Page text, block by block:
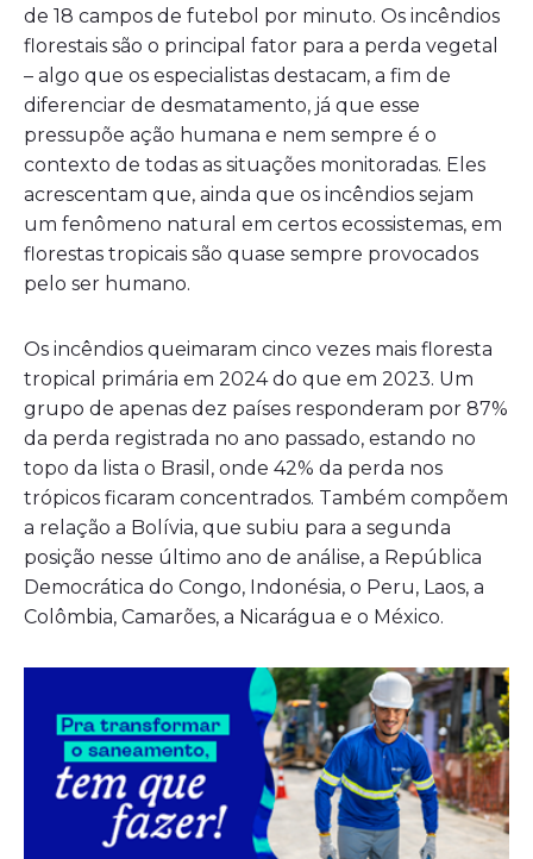
de 18 campos de futebol por minuto. Os incêndios
florestais são o principal fator para a perda vegetal
– algo que os especialistas destacam, a fim de
diferenciar de desmatamento, já que esse
pressupõe ação humana e nem sempre é o
contexto de todas as situações monitoradas. Eles
acrescentam que, ainda que os incêndios sejam
um fenômeno natural em certos ecossistemas, em
florestas tropicais são quase sempre provocados
pelo ser humano.
Os incêndios queimaram cinco vezes mais floresta
tropical primária em 2024 do que em 2023. Um
grupo de apenas dez países responderam por 87%
da perda registrada no ano passado, estando no
topo da lista o Brasil, onde 42% da perda nos
trópicos ficaram concentrados. Também compõem
a relação a Bolívia, que subiu para a segunda
posição nesse último ano de análise, a República
Democrática do Congo, Indonésia, o Peru, Laos, a
Colômbia, Camarões, a Nicarágua e o México.